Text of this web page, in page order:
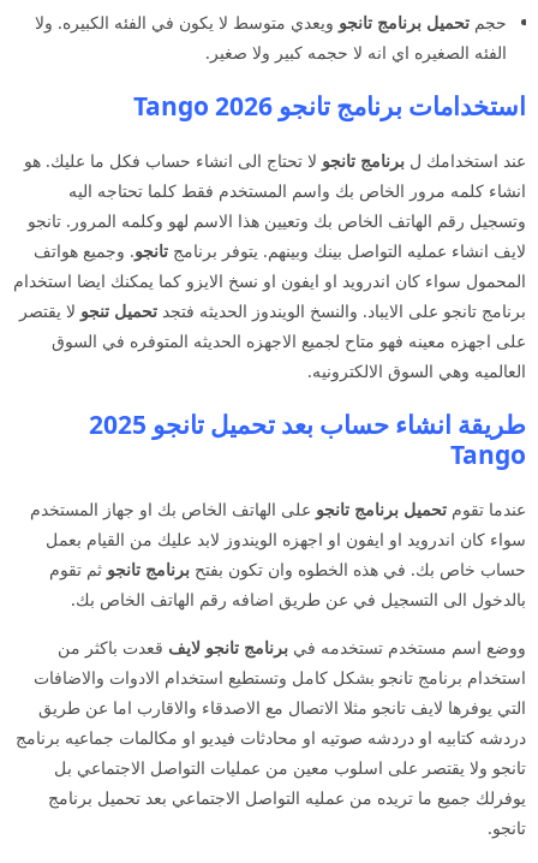
حجم تحميل برنامج تانجو ويعدي متوسط لا يكون في الفئه الكبيره. ولا
الفئه الصغيره اي انه لا حجمه كبير ولا صغير.
استخدامات برنامج تانجو 2026 Tango
عند استخدامك ل برنامج تانجو لا تحتاج الى انشاء حساب فكل ما عليك. هو
انشاء كلمه مرور الخاص بك واسم المستخدم فقط كلما تحتاجه اليه
وتسجيل رقم الهاتف الخاص بك وتعيين هذا الاسم لهو وكلمه المرور. تانجو
لايف انشاء عمليه التواصل بينك وبينهم. يتوفر برنامج تانجو. وجميع هواتف
المحمول سواء كان اندرويد او ايفون او نسخ الايزو كما يمكنك ايضا استخدام
برنامج تانجو على الايباد. والنسخ الويندوز الحديثه فتجد تحميل تنجو لا يقتصر
على اجهزه معينه فهو متاح لجميع الاجهزه الحديثه المتوفره في السوق
العالميه وهي السوق الالكترونيه.
طريقة انشاء حساب بعد تحميل تانجو 2025
Tango
عندما تقوم تحميل برنامج تانجو على الهاتف الخاص بك او جهاز المستخدم
سواء كان اندرويد او ايفون او اجهزه الويندوز لابد عليك من القيام بعمل
حساب خاص بك. في هذه الخطوه وان تكون بفتح برنامج تانجو ثم تقوم
بالدخول الى التسجيل في عن طريق اضافه رقم الهاتف الخاص بك.
ووضع اسم مستخدم تستخدمه في برنامج تانجو لايف قعدت باكثر من
استخدام برنامج تانجو بشكل كامل وتستطيع استخدام الادوات والاضافات
التي يوفرها لايف تانجو مثلا الاتصال مع الاصدقاء والاقارب اما عن طريق
دردشه كتابيه او دردشه صوتيه او محادثات فيديو او مكالمات جماعيه برنامج
تانجو ولا يقتصر على اسلوب معين من عمليات التواصل الاجتماعي بل
يوفرلك جميع ما تريده من عمليه التواصل الاجتماعي بعد تحميل برنامج
تانجو.